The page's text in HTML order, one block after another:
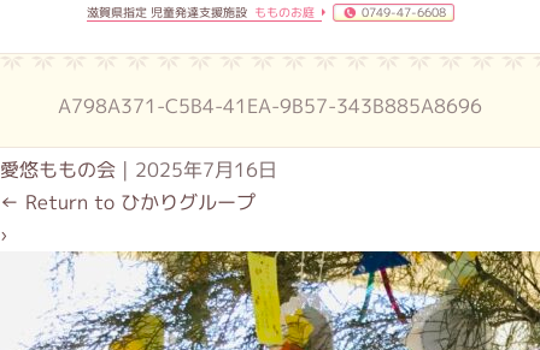
滋賀県指定 児童発達支援施設もものお庭 0749-47-6608
A798A371-C5B4-41EA-9B57-343B885A8696
愛悠ももの会 | 2025年7月16日
← Return to ひかりグループ
›